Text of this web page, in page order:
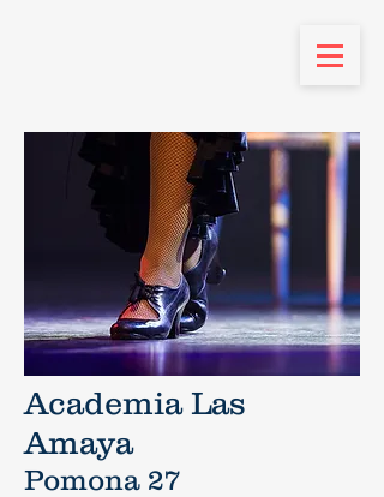
Academia Las
Amaya
Pomona 27